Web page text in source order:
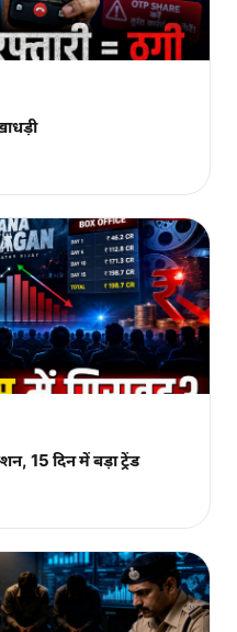
15 दिन में बड़ा ट्रेंड